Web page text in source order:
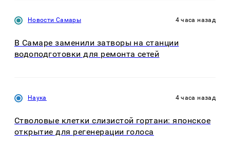
Новости Самары 4 часа назад
В Самаре заменили затворы на станции
водоподготовки для ремонта сетей
Наука 4 часа назад
Стволовые клетки слизистой гортани: японское
открытие для регенерации голоса